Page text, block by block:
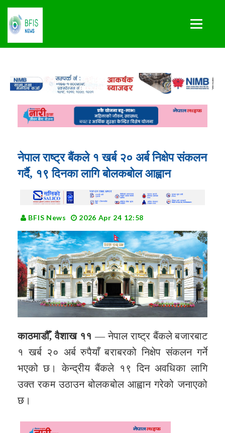
नेपाल राष्ट्र बैंकले १ खर्ब २० अर्ब निक्षेप संकलन
गर्दै, १९ दिनका लागि बोलकबोल आह्वान
BFIS News 2026 Apr 24 12:58
काठमाडौँ, वैशाख ११ — नेपाल राष्ट्र बैंकले बजारबाट
१ खर्ब २० अर्ब रुपैयाँ बराबरको निक्षेप संकलन गर्ने
भएको छ। केन्द्रीय बैंकले १९ दिन अवधिका लागि
उक्त रकम उठाउन बोलकबोल आह्वान गरेको जनाएको
छ।